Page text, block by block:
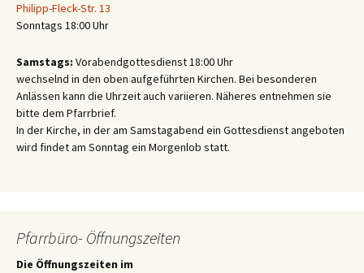
Philipp-Fleck-Str. 13
Sonntags 18:00 Uhr
Samstags: Vorabendgottesdienst 18:00 Uhr
wechselnd in den oben aufgeführten Kirchen. Bei besonderen
Anlässen kann die Uhrzeit auch variieren. Näheres entnehmen sie
bitte dem Pfarrbrief.
In der Kirche, in der am Samstagabend ein Gottesdienst angeboten
wird findet am Sonntag ein Morgenlob statt.
Pfarrbüro- Öffnungszeiten
Die Öffnungszeiten im